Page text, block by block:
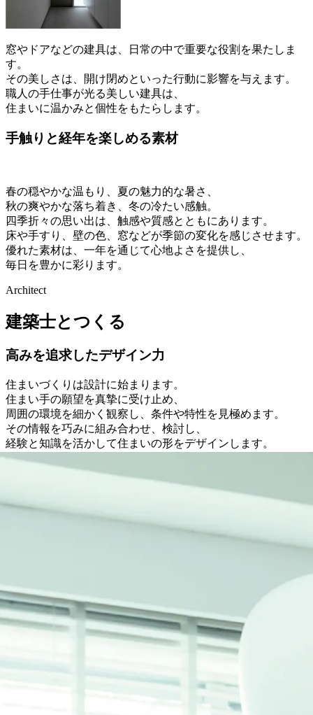
窓やドアなどの建具は、日常の中で重要な役割を果たしま
す。
その美しさは、開け閉めといった行動に影響を与えます。
職人の手仕事が光る美しい建具は、
住まいに温かみと個性をもたらします。
手触りと経年を楽しめる素材
春の穏やかな温もり、夏の魅力的な暑さ、
秋の爽やかな落ち着き、冬の冷たい感触。
四季折々の思い出は、触感や質感とともにあります。
床や手すり、壁の色、窓などが季節の変化を感じさせます。
優れた素材は、一年を通じて心地よさを提供し、
毎日を豊かに彩ります。
Architect
建築士とつくる
高みを追求したデザイン力
住まいづくりは設計に始まります。
住まい手の願望を真摯に受け止め、
周囲の環境を細かく観察し、条件や特性を見極めます。
その情報を巧みに組み合わせ、検討し、
経験と知識を活かして住まいの形をデザインします。
「デザイン」は見た目を美しくするだけでなく、
機能性を重視し、ふさわしい形をつくることです。
見栄えだけでなく、機能性を備え、
意味のある意匠を築く技術は、容易には身につきません。
それは日々の努力を積み重ねた末にできる技なのです。
チームで家づくりに取り組みます。
営業、設計、コーディネーターが建築士とチームになること
で
お客様の想いを掘り下げて聞き取り、潜在的な要望を汲み取
土地・予算・性能・デザインなど
大切な要素を備えた家づくりを計画します。
お客様らしさ・ライフスタイルなどしっかりと理解し、
熟練の技と柔軟な創造力でより良い住まいの形を追求するこ